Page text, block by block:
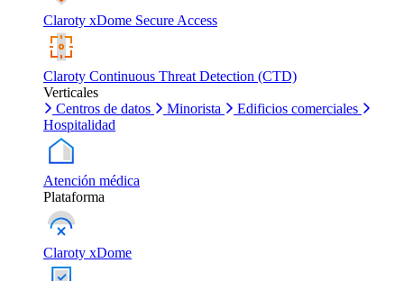
Claroty xDome Secure Access
Claroty Continuous Threat Detection (CTD)
Verticales
Centros de datos
Minorista
Edificios comerciales
Hospitalidad
Atención médica
Plataforma
Claroty xDome